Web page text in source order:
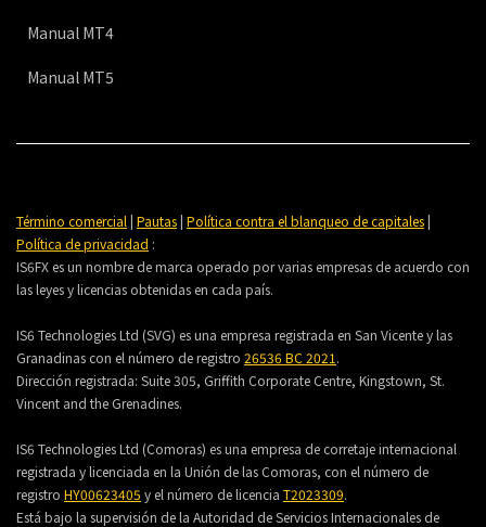
Manual MT4
Manual MT5
Término comercial | Pautas| Política contra el blanqueo de capitales|
Política de privacidad :
IS6FX es un nombre de marca operado por varias empresas de acuerdo con
las leyes y licencias obtenidas en cada país.
IS6 Technologies Ltd (SVG) es una empresa registrada en San Vicente y las
Granadinas con el número de registro 26536 BC 2021.
Dirección registrada: Suite 305, Griffith Corporate Centre, Kingstown, St.
Vincent and the Grenadines.
IS6 Technologies Ltd (Comoras) es una empresa de corretaje internacional
registrada y licenciada en la Unión de las Comoras, con el número de
registro HY00623405 y el número de licencia T2023309.
Está bajo la supervisión de la Autoridad de Servicios Internacionales de